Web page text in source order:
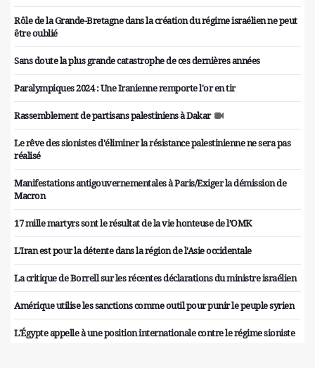
Rôle de la Grande-Bretagne dans la création du régime israélien ne peut
être oublié
Sans doute la plus grande catastrophe de ces dernières années
Paralympiques 2024 : Une Iranienne remporte l'or en tir
Rassemblement de partisans palestiniens à Dakar
Le rêve des sionistes d'éliminer la résistance palestinienne ne sera pas
réalisé
Manifestations antigouvernementales à Paris/Exiger la démission de
Macron
17 mille martyrs sont le résultat de la vie honteuse de l’OMK
L'Iran est pour la détente dans la région de l'Asie occidentale
La critique de Borrell sur les récentes déclarations du ministre israélien
Amérique utilise les sanctions comme outil pour punir le peuple syrien
L'Égypte appelle à une position internationale contre le régime sioniste